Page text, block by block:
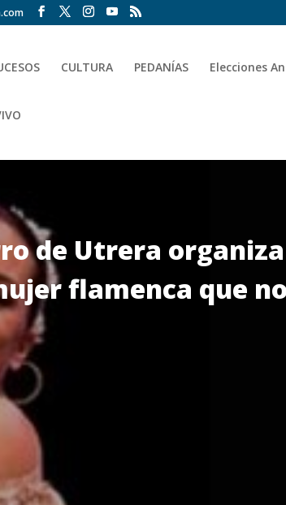
CULTURA PEDANÍAS Elecciones
de Utrera
flamenca que